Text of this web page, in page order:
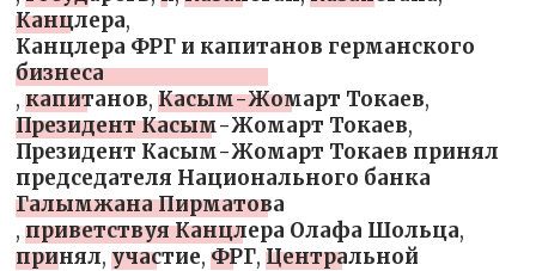
Канцлера,
Канцлера ФРГ и капитанов германского
бизнеса
,капитанов,Касым-Жомарт Токаев,
Президент Касым-Жомарт Токаев,
Президент Касым-Жомарт Токаев принял
председателя Национального банка
Галымжана Пирматова
,приветствуя Канцлера Олафа Шольца,
принял,участие,ФРГ,Центральной